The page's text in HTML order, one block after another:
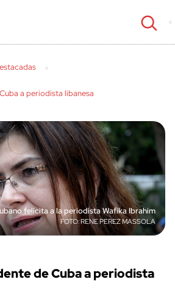
a periodista libanesa
felicita a la periodista Wafika Ibrahim
RENE PEREZ MASSOLA
de Cuba a periodista